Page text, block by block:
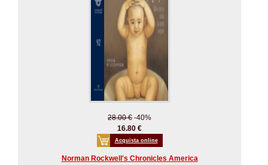
28.00 € -40%
16.80 €
Acquista online
Norman Rockwell's Chronicles America